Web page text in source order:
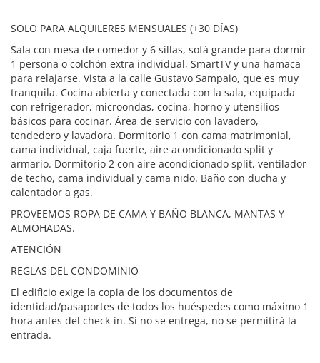
SOLO PARA ALQUILERES MENSUALES (+30 DÍAS)
Sala con mesa de comedor y 6 sillas, sofá grande para dormir
1 persona o colchón extra individual, SmartTV y una hamaca
para relajarse. Vista a la calle Gustavo Sampaio, que es muy
tranquila. Cocina abierta y conectada con la sala, equipada
con refrigerador, microondas, cocina, horno y utensilios
básicos para cocinar. Área de servicio con lavadero,
tendedero y lavadora. Dormitorio 1 con cama matrimonial,
cama individual, caja fuerte, aire acondicionado split y
armario. Dormitorio 2 con aire acondicionado split, ventilador
de techo, cama individual y cama nido. Baño con ducha y
calentador a gas.
PROVEEMOS ROPA DE CAMA Y BAÑO BLANCA, MANTAS Y
ALMOHADAS.
ATENCIÓN
REGLAS DEL CONDOMINIO
El edificio exige la copia de los documentos de
identidad/pasaportes de todos los huéspedes como máximo 1
hora antes del check-in. Si no se entrega, no se permitirá la
entrada.